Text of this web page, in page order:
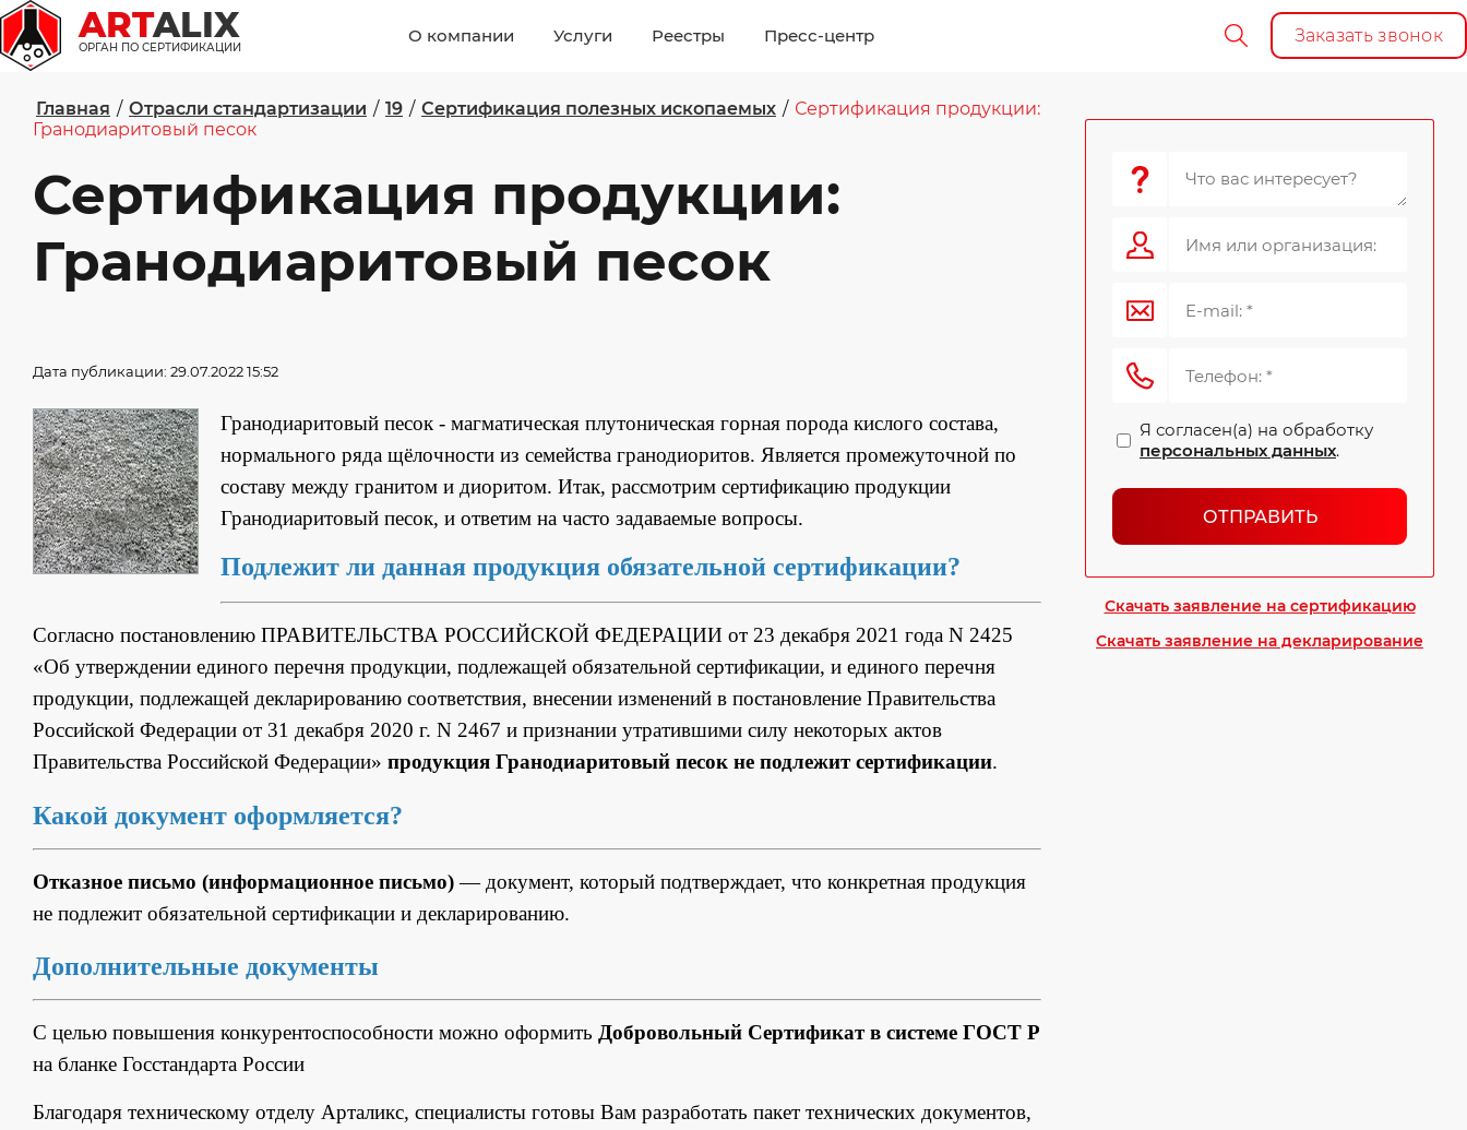
ARTALIX
ОРГАН ПО СЕРТИФИКАЦИИ
О компании Услуги Реестры Пресс-центр Заказать звонок
Главная / Отрасли стандартизации / 19 / Сертификация полезных ископаемых / Сертификация продукции:
Гранодиаритовый песок
Сертификация продукции:
Гранодиаритовый песок
Дата публикации: 29.07.2022 15:52
Гранодиаритовый песок - магматическая плутоническая горная порода кислого состава,
нормального ряда щёлочности из семейства гранодиоритов. Является промежуточной по
составу между гранитом и диоритом. Итак, рассмотрим сертификацию продукции
Гранодиаритовый песок, и ответим на часто задаваемые вопросы.
Подлежит ли данная продукция обязательной сертификации?
Согласно постановлению ПРАВИТЕЛЬСТВА РОССИЙСКОЙ ФЕДЕРАЦИИ от 23 декабря 2021 года N 2425
«Об утверждении единого перечня продукции, подлежащей обязательной сертификации, и единого перечня
продукции, подлежащей декларированию соответствия, внесении изменений в постановление Правительства
Российской Федерации от 31 декабря 2020 г. N 2467 и признании утратившими силу некоторых актов
Правительства Российской Федерации» продукция Гранодиаритовый песок не подлежит сертификации.
Какой документ оформляется?
Отказное письмо (информационное письмо)— документ, который подтверждает, что конкретная продукция
не подлежит обязательной сертификации и декларированию.
Дополнительные документы
С целью повышения конкурентоспособности можно оформить Добровольный Сертификат в системе ГОСТ Р
на бланке Госстандарта России
Благодаря техническому отделу Арталикс, специалисты готовы Вам разработать пакет технических документов,
Я согласен(а) на обработку
персональных данных.
ОТПРАВИТЬ
Скачать заявление на сертификацию
Скачать заявление на декларирование